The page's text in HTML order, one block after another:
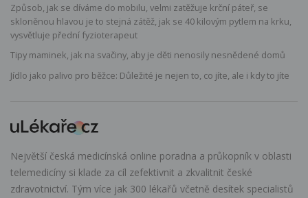
Způsob, jak se díváme do mobilu, velmi zatěžuje krční páteř, se
skloněnou hlavou je to stejná zátěž, jak se 40 kilovým pytlem na krku,
vysvětluje přední fyzioterapeut
Tipy maminek, jak na svačiny, aby je děti nenosily nesnědené domů
Jídlo jako palivo pro běžce: Důležité je nejen to, co jíte, ale i kdy to jíte
Největší česká medicínská online poradna a průkopník v oblasti
telemedicíny si klade za cíl zefektivnit a zkvalitnit české
zdravotnictví. Tým více jak 300 lékařů včetně desítek specialistů